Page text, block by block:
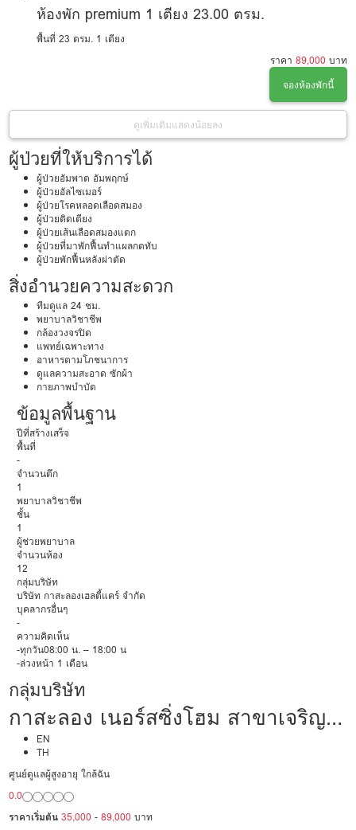
ห้องพัก premium 1 เตียง 23.00 ตรม.
พื้นที่ 23 ตรม. 1 เตียง
ราคา 89,000 บาท
จองห้องพักนี้
ดูเพิ่มเติมแสดงน้อยลง
ผู้ป่วยที่ให้บริการได้
ผู้ป่วยอัมพาต อัมพฤกษ์
ผู้ป่วยอัลไซเมอร์
ผู้ป่วยโรคหลอดเลือดสมอง
ผู้ป่วยติดเตียง
ผู้ป่วยเส้นเลือดสมองแตก
ผู้ป่วยที่มาพักฟื้นทำแผลกดทับ
ผู้ป่วยพักฟื้นหลังผ่าตัด
สิ่งอำนวยความสะดวก
ทีมดูแล 24 ชม.
พยาบาลวิชาชีพ
กล้องวงจรปิด
แพทย์เฉพาะทาง
อาหารตามโภชนาการ
ดูแลความสะอาด ซักผ้า
กายภาพบำบัด
ข้อมูลพื้นฐาน
ปีที่สร้างเสร็จ
พื้นที่
-
จำนวนตึก
1
พยาบาลวิชาชีพ
ชั้น
1
ผู้ช่วยพยาบาล
จำนวนห้อง
12
กลุ่มบริษัท
บริษัท กาสะลองเฮลตี้แคร์ จำกัด
บุคลากรอื่นๆ
-
ความคิดเห็น
-ทุกวัน08:00 น. – 18:00 น
-ล่วงหน้า 1 เดือน
กลุ่มบริษัท
กาสะลอง เนอร์สซิ่งโฮม สาขาเจริญ
ราษฎร์
EN
TH
ศูนย์ดูแลผู้สูงอายุ ใกล้ฉัน
0.0
ราคาเริ่มต้น 35,000 -89,000 บาท